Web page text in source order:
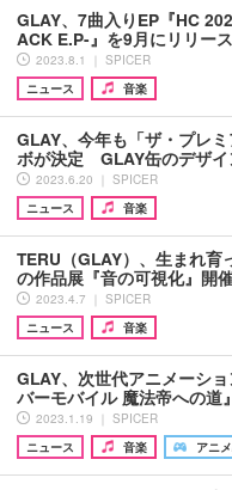
GLAY、7曲入りEP『HC
ACK E.P-』を9月にリリ
2023.8.1 ｜ SPICER
ニュース
音楽
GLAY、今年も「ザ・プレ
ボが決定 GLAY缶のデザイ
2023.6.20 ｜ SPICER
ニュース
音楽
TERU（GLAY）、生まれ育
の作品展『音の可視化』開
2023.4.7 ｜ SPICER
ニュース
音楽
GLAY、次世代アニメーシ
バーモバイル 魔法帝への道
2023.1.19 ｜ SPICER
ニュース
音楽 アニ